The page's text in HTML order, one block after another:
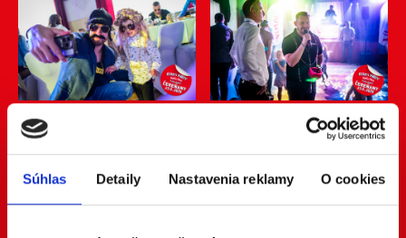
Súhlas Detaily Nastavenia reklamy O cookies